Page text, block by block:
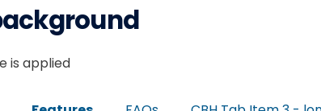
is applied